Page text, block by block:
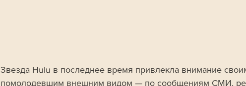
Звезда Hulu в последнее время привлекла внимание
помолодевшим внешним видом — по сообщениям СМИ,